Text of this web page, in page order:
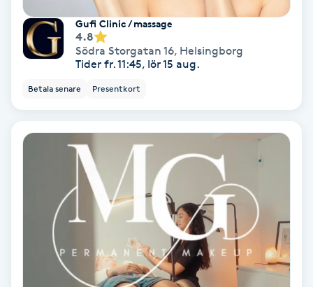
Frisör
Funktionsanalys
Färgning
Gelenaglar
Gufi Clinic / massage
4.8
Södra Storgatan 16, Helsingborg
Tider fr. 11:45, lör 15 aug.
Betala senare Presentkort